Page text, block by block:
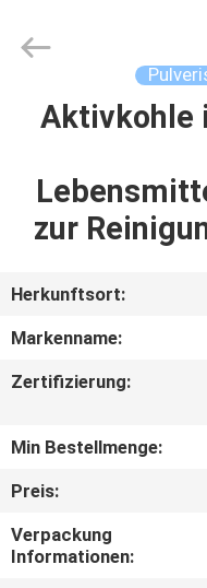
HAUS
PRODUKTE
UNS
AUSFLUG
TRETEN
Carbon
Co.,Ltd..
Aktivkohle
zur
Herkunftsort:
Markenname:
Zertifizierung:
Min Bestellmenge:
Preis:
Verpackung
Informationen: